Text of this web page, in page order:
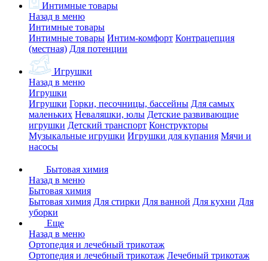
Интимные товары
Назад в меню
Интимные товары
Интимные товары Интим-комфорт Контрацепция
(местная) Для потенции
Игрушки
Назад в меню
Игрушки
Игрушки Горки, песочницы, бассейны Для самых
маленьких Неваляшки, юлы Детские развивающие
игрушки Детский транспорт Конструкторы
Музыкальные игрушки Игрушки для купания Мячи и
насосы
Бытовая химия
Назад в меню
Бытовая химия
Бытовая химия Для стирки Для ванной Для кухни Для
уборки
Еще
Назад в меню
Ортопедия и лечебный трикотаж
Ортопедия и лечебный трикотаж Лечебный трикотаж